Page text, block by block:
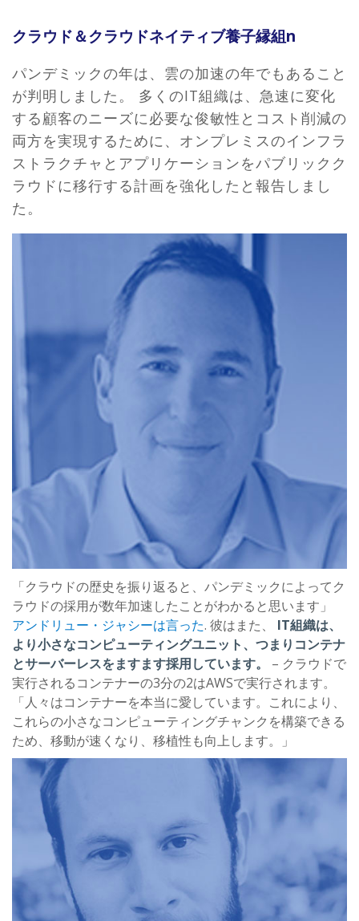
クラウド＆クラウドネイティブ養子縁組n
パンデミックの年は、雲の加速の年でもあること
が判明しました。 多くのIT組織は、急速に変化
する顧客のニーズに必要な俊敏性とコスト削減の
両方を実現するために、オンプレミスのインフラ
ストラクチャとアプリケーションをパブリックク
ラウドに移行する計画を強化したと報告しまし
た。
「クラウドの歴史を振り返ると、パンデミックによってク
ラウドの採用が数年加速したことがわかると思います」
アンドリュー・ジャシーは言った. 彼はまた、 IT組織は、
より小さなコンピューティングユニット、つまりコンテナ
とサーバーレスをますます採用しています。
– クラウドで
実行されるコンテナーの3分の2はAWSで実行されます。
「人々はコンテナーを本当に愛しています。これにより、
これらの小さなコンピューティングチャンクを構築できる
ため、移動が速くなり、移植性も向上します。」